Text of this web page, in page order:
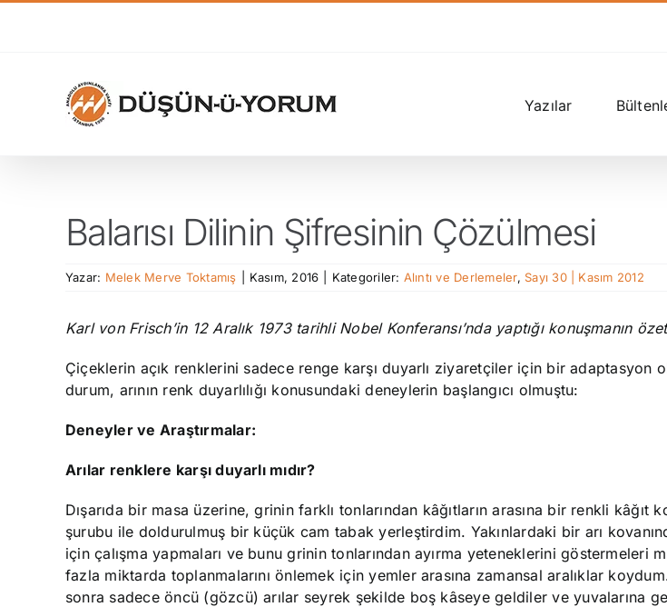
Yazılar
Balarısı Dilinin Şifresinin Çözülmesi
Yazar: Melek Merve Toktamış Kasım, 2016 Kategoriler: Alıntı ve Derlemeler, Sayı 30 | Kasım 2012
Karl von Frisch’in 12 Aralık 1973 tarihli Nobel Konferansı’nda yaptığı konuşmanın
Çiçeklerin açık renklerini sadece renge karşı duyarlı ziyaretçiler için bir adaptasyon
durum, arının renk duyarlılığı konusundaki deneylerin başlangıcı olmuştu:
Deneyler ve Araştırmalar:
Arılar renklere karşı duyarlı mıdır?
Dışarıda bir masa üzerine, grinin farklı tonlarından kâğıtların arasına bir renkli kâğıt
şurubu ile doldurulmuş bir küçük cam tabak yerleştirdim. Yakınlardaki bir arı
için çalışma yapmaları ve bunu grinin tonlarından ayırma yeteneklerini göstermeleri
fazla miktarda toplanmalarını önlemek için yemler arasına zamansal aralıklar
sonra sadece öncü (gözcü) arılar seyrek şekilde boş kâseye geldiler ve yuvalarına